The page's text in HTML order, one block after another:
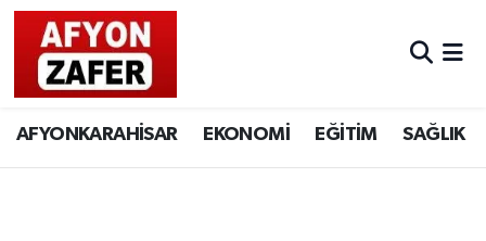
AFYONKARAHİSAR EKONOMİ EĞİTİM SAĞLIK